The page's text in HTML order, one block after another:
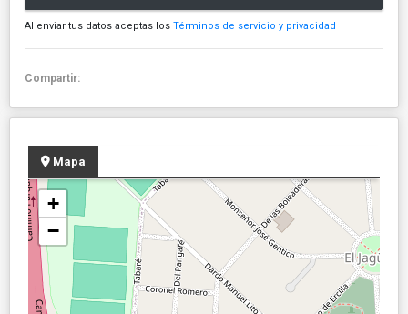
Al enviar tus datos aceptas los Términos de servicio y privacidad
Compartir:
Mapa
+
−